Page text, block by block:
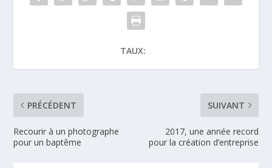
TAUX:
PRÉCÉDENT
Recourir à un photographe
pour un baptême
SUIVANT
2017, une année record
pour la création d’entreprise